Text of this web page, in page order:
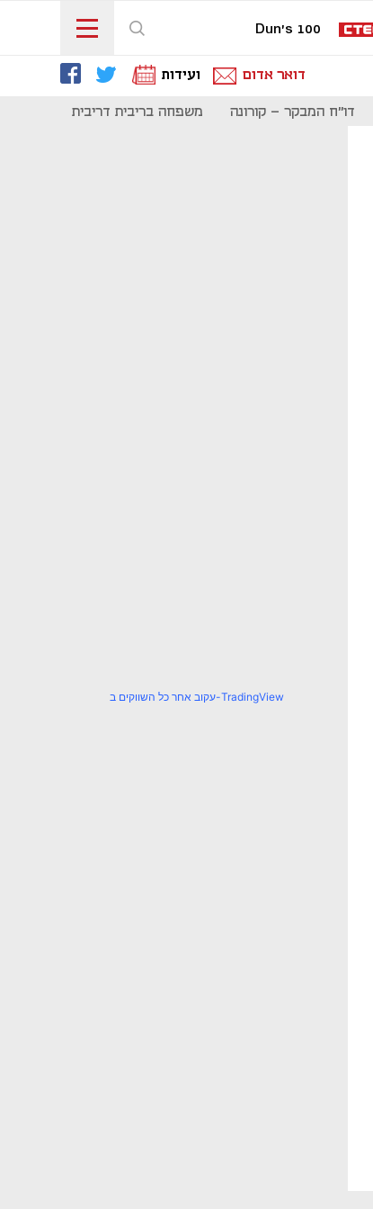
Dun's 100
דואר אדום ועידות
דו"ח המבקר - קורונה משפחה בריבית דריבית
עקוב אחר כל השווקים ב-TradingView